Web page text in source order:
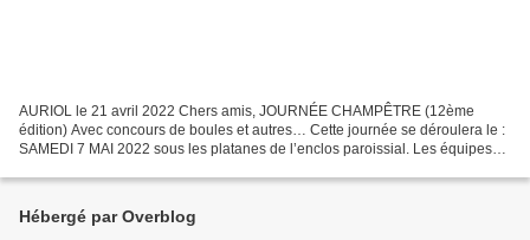
AURIOL le 21 avril 2022 Chers amis, JOURNÉE CHAMPÊTRE (12ème
édition) Avec concours de boules et autres… Cette journée se déroulera le :
SAMEDI 7 MAI 2022 sous les platanes de l’enclos paroissial. Les équipes
Hébergé par Overblog